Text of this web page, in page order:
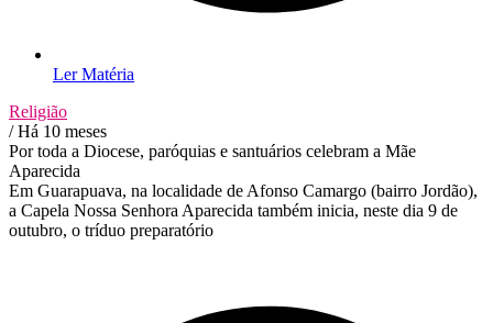
Ler Matéria
Religião
/ Há 10 meses
Por toda a Diocese, paróquias e santuários celebram a Mãe
Aparecida
Em Guarapuava, na localidade de Afonso Camargo (bairro Jordão),
a Capela Nossa Senhora Aparecida também inicia, neste dia 9 de
outubro, o tríduo preparatório